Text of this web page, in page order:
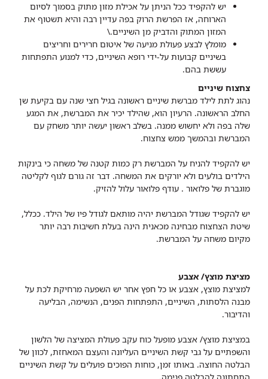
יש להקפיד ככל הניתן על אכילת מזון מתוק בסמוך לסיום
הארוחה, אז הפרשת הרוק בפה עדיין רבה והיא תשטוף את
המזון המתוק והדביק מן השיניים.\
מומלץ לבצע פעולת מניעה של איטום חרירים וחריצים
בשיניים קבועות על-ידי רופא השיניים, כדי למנוע התפתחות
עששת בהם.
צחצוח שיניים
נהוג לתת לילד מברשת שיניים ראשונה בגיל חצי שנה עם בקיעת שן
החלב הראשונה. הרעיון הוא, שהילד יכיר את המברשת, את המגע
שלה בפה ולא יחשוש ממנה. בשלב ראשון יעשה יותר משחק עם
המברשת ובהמשך ממש צחצוח.
יש להקפיד להניח על המברשת רק כמות קטנה של משחה כי בינקות
הילדים בולעים ולא יורקים את המשחה. דבר זה גורם לגוף לקליטה
מוגברת של פלואור . עודף פלואור עלול להזיק.
יש להקפיד שגודל המברשת יהיה מותאם לגודל פיו של הילד. ככלל,
שיטת הצחצוח מבחינה מכאנית הינה בעלת חשיבות רבה יותר
מקיום משחה על המברשת.
מציצת מוצץ/ אצבע
למציצת מוצץ, אצבע או כל חפץ אחר יש השפעה מרחיקת לכת על
מבנה הלסתות, השיניים, התפתחות הפנים, הנשימה, הבליעה
והדיבור.
במציצת מוצץ/ אצבע מופעל כוח עקב פעולת המציצה של הלשון
והשפתיים על גבי קשת השיניים העליונה והעצם המאחזת, לכוון של
הבלטה החוצה. באותו זמן, כוחות הפוכים פועלים על קשת השיניים